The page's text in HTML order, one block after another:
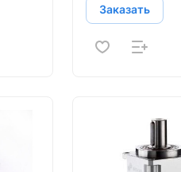
Заказать